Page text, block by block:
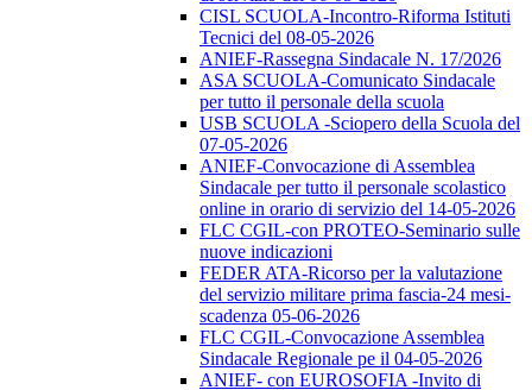
CISL SCUOLA-Incontro-Riforma Istituti
Tecnici del 08-05-2026
ANIEF-Rassegna Sindacale N. 17/2026
ASA SCUOLA-Comunicato Sindacale
per tutto il personale della scuola
USB SCUOLA -Sciopero della Scuola del
07-05-2026
ANIEF-Convocazione di Assemblea
Sindacale per tutto il personale scolastico
online in orario di servizio del 14-05-2026
FLC CGIL-con PROTEO-Seminario sulle
nuove indicazioni
FEDER ATA-Ricorso per la valutazione
del servizio militare prima fascia-24 mesi-
scadenza 05-06-2026
FLC CGIL-Convocazione Assemblea
Sindacale Regionale pe il 04-05-2026
ANIEF- con EUROSOFIA -Invito di